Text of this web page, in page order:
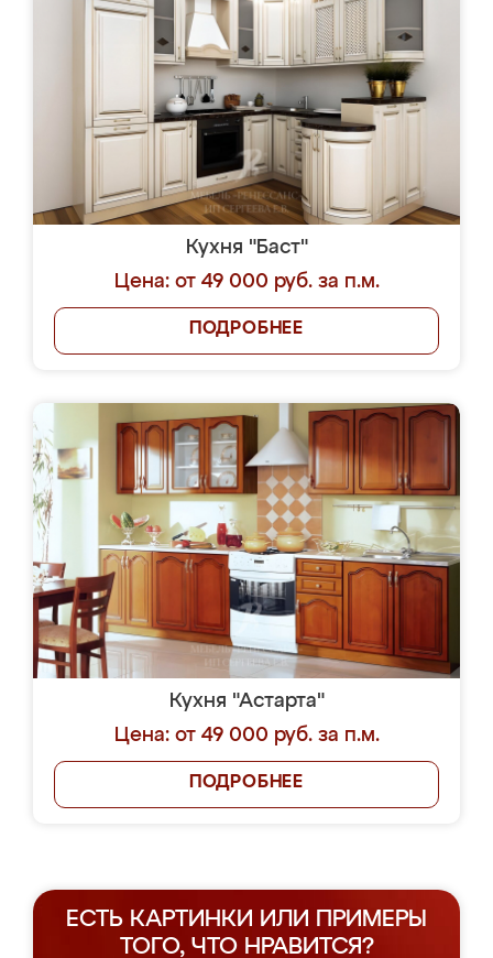
Кухня "Баст"
Цена: от 49 000 руб. за п.м.
ПОДРОБНЕЕ
Кухня "Астарта"
Цена: от 49 000 руб. за п.м.
ПОДРОБНЕЕ
ЕСТЬ КАРТИНКИ ИЛИ ПРИМЕРЫ
ТОГО, ЧТО НРАВИТСЯ?